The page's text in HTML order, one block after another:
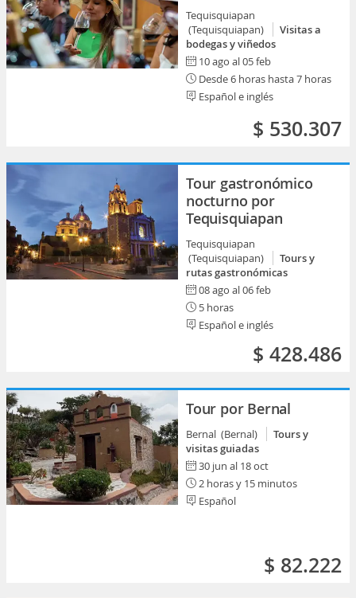
Tequisquiapan
(Tequisquiapan)
Visitas a
bodegas y viñedos
10 ago al 05 feb
Desde 6 horas hasta 7 horas
Español e inglés
$ 530.307
Tour gastronómico
nocturno por
Tequisquiapan
Tequisquiapan
(Tequisquiapan)
Tours y
rutas gastronómicas
08 ago al 06 feb
5 horas
Español e inglés
$ 428.486
Tour por Bernal
Bernal (Bernal)
Tours y
visitas guiadas
30 jun al 18 oct
2 horas y 15 minutos
Español
$ 82.222